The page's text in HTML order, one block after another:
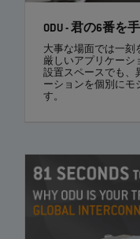
ODU - 君の6番を
大事な場面では一刻
厳しいアプリケーシ
設置スペースでも、
ーションを個別にモ
す。